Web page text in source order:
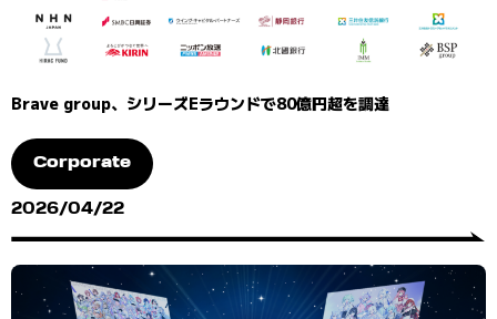
Brave group、シリーズEラウンドで80億円超を調達
Corporate
2026/04/22